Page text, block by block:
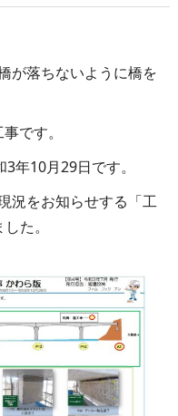
が落ちないように橋を
です。
年10月29日です。
況をお知らせする「工
た。